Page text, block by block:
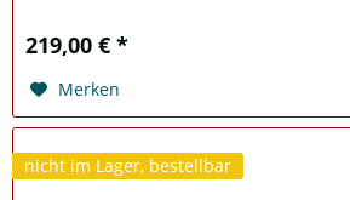
219,00 € *
Merken
nicht im Lager, bestellbar